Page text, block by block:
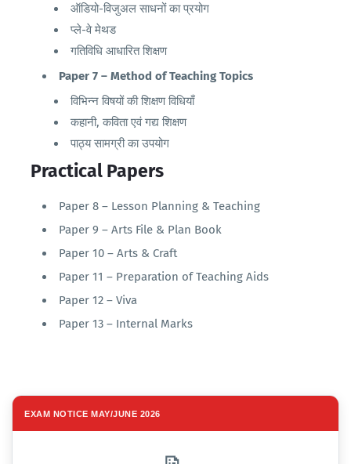
ऑडियो-विजुअल साधनों का प्रयोग
प्ले-वे मेथड
गतिविधि आधारित शिक्षण
Paper 7 – Method of Teaching Topics
विभिन्न विषयों की शिक्षण विधियाँ
कहानी, कविता एवं गद्य शिक्षण
पाठ्य सामग्री का उपयोग
Practical Papers
Paper 8 – Lesson Planning & Teaching
Paper 9 – Arts File & Plan Book
Paper 10 – Arts & Craft
Paper 11 – Preparation of Teaching Aids
Paper 12 – Viva
Paper 13 – Internal Marks
EXAM NOTICE MAY/JUNE 2026